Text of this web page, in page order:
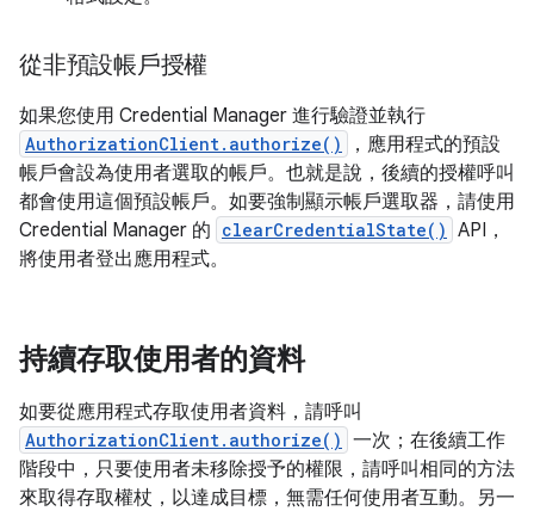
從非預設帳戶授權
如果您使用 Credential Manager 進行驗證並執行
AuthorizationClient.authorize()
，應用程式的預設
帳戶會設為使用者選取的帳戶。也就是說，後續的授權呼叫
都會使用這個預設帳戶。如要強制顯示帳戶選取器，請使用
Credential Manager 的 clearCredentialState() API，
將使用者登出應用程式。
持續存取使用者的資料
如要從應用程式存取使用者資料，請呼叫
AuthorizationClient.authorize() 一次；在後續工作
階段中，只要使用者未移除授予的權限，請呼叫相同的方法
來取得存取權杖，以達成目標，無需任何使用者互動。另一